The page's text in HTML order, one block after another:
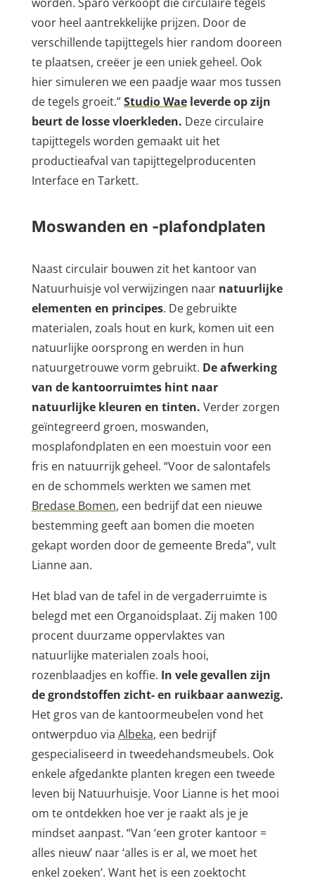
voor heel aantrekkelijke prijzen. Door de
verschillende tapijttegels hier random dooreen
te plaatsen, creëer je een uniek geheel. Ook
hier simuleren we een paadje waar mos tussen
de tegels groeit.”Studio Waeleverde op zijn
beurt de losse vloerkleden. Deze circulaire
tapijttegels worden gemaakt uit het
productieafval van tapijttegelproducenten
Interface en Tarkett.
Moswanden en -plafondplaten
Naast circulair bouwen zit het kantoor van
Natuurhuisje vol verwijzingen naar natuurlijke
elementen en principes. De gebruikte
materialen, zoals hout en kurk, komen uit een
natuurlijke oorsprong en werden in hun
natuurgetrouwe vorm gebruikt. De afwerking
van de kantoorruimtes hint naar
natuurlijke kleuren en tinten. Verder zorgen
geïntegreerd groen, moswanden,
mosplafondplaten en een moestuin voor een
fris en natuurrijk geheel. “Voor de salontafels
en de schommels werkten we samen met
Bredase Bomen, een bedrijf dat een nieuwe
bestemming geeft aan bomen die moeten
gekapt worden door de gemeente Breda”, vult
Lianne aan.
Het blad van de tafel in de vergaderruimte is
belegd met een Organoidsplaat. Zij maken 100
procent duurzame oppervlaktes van
natuurlijke materialen zoals hooi,
rozenblaadjes en koffie. In vele gevallen zijn
de grondstoffen zicht- en ruikbaar aanwezig.
Het gros van de kantoormeubelen vond het
ontwerpduo via Albeka, een bedrijf
gespecialiseerd in tweedehandsmeubels. Ook
enkele afgedankte planten kregen een tweede
leven bij Natuurhuisje. Voor Lianne is het mooi
om te ontdekken hoe ver je raakt als je je
mindset aanpast. “Van ‘een groter kantoor =
alles nieuw’ naar ‘alles is er al, we moet het
enkel zoeken’. Want het is een zoektocht